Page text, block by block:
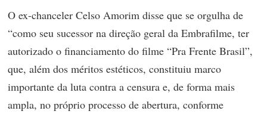
O ex-chanceler Celso Amorim disse que se orgulha de
“como seu sucessor na direção geral da Embrafilme, ter
autorizado o financiamento do filme “Pra Frente Brasil”,
que, além dos méritos estéticos, constituiu marco
importante da luta contra a censura e, de forma mais
ampla, no próprio processo de abertura, conforme